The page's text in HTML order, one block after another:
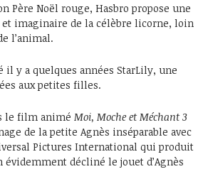
Père Noël rouge, Hasbro propose une
imaginaire de la célèbre licorne, loin
l’animal.
il y a quelques années StarLily, une
aux petites filles.
le film animé Moi, Moche et Méchant 3
de la petite Agnès inséparable avec
Pictures International qui produit
décliné le jouet d’Agnès